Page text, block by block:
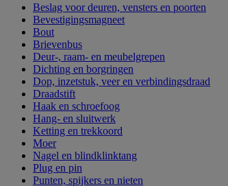
Beslag voor deuren, vensters en poorten
Bevestigingsmagneet
Bout
Brievenbus
Deur-, raam- en meubelgrepen
Dichting en borgringen
Dop, inzetstuk, veer en verbindingsdraad
Draadstift
Haak en schroefoog
Hang- en sluitwerk
Ketting en trekkoord
Moer
Nagel en blindklinktang
Plug en pin
Punten, spijkers en nieten